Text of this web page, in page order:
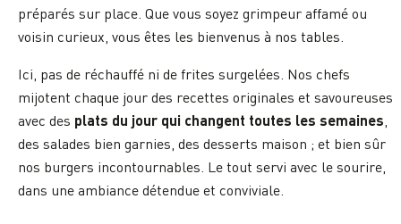
préparés sur place. Que vous soyez grimpeur affamé ou
voisin curieux, vous êtes les bienvenus à nos tables.
Ici, pas de réchauffé ni de frites surgelées. Nos chefs
mijotent chaque jour des recettes originales et savoureuses,
avec des plats du jour qui changent toutes les semaines
des salades bien garnies, des desserts maison ; et bien sûr
nos burgers incontournables. Le tout servi avec le sourire,
dans une ambiance détendue et conviviale.